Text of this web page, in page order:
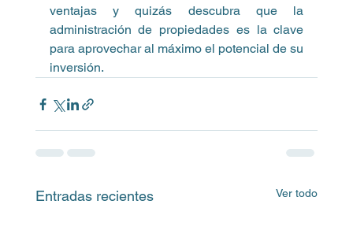
ventajas y quizás descubra que la
administración de propiedades es la clave
para aprovechar al máximo el potencial de su
inversión.
Entradas recientes Ver todo